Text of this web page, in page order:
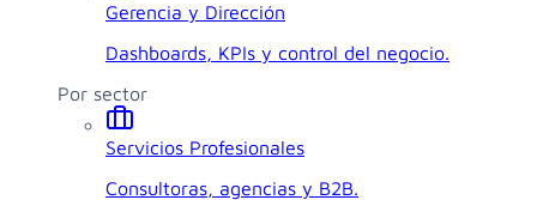
Gerencia y Dirección
Dashboards, KPIs y control del negocio.
Por sector
Servicios Profesionales
Consultoras, agencias y B2B.